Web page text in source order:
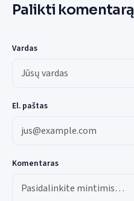
Palikti komentarą
Vardas
El. paštas
Komentaras